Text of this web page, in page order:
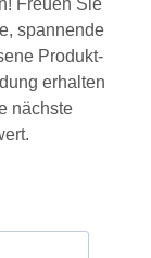
Freuen Sie
spannende
Produkt-
erhalten
nächste